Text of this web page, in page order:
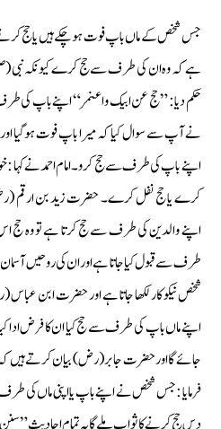
جس شخص کے ماں باپ فوت ہوچکے ہیں یا حج
ہے کہ وہ ان کی طرف سے حج کرے کیونکہ نبی
حکم دیا : ” حج عن ابیک واعنمر “ اپنے باپ کی
نے آپ سے سوال کیا کہ میرا باپ فوت ہوگیا
اپنے باپ کی طرف سے حج کرو۔ امام احمد نے
کرے یا حج نفل کرے۔ حضرت زید بن ارقم
اپنے والدین کی طرف سے حج کرتا ہے تو وہ
طرف سے قبول کیا جاتا ہے اور ان کی روحیں
شخص نیکو کار لکھا جاتا ہے اور حضرت ابن
اپنے ماں باپ کی طرف سے حج کیا ان کا فرض ادا
جائے گا اور حضرت جابر (رض) بیان کرتے ہیں کہ
فرمایا : جس شخص نے اپنے باپ یا اپنی ماں کی طرف